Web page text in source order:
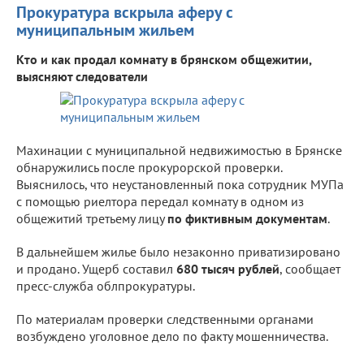
Прокуратура вскрыла аферу с
муниципальным жильем
Кто и как продал комнату в брянском общежитии,
выясняют следователи
Махинации с муниципальной недвижимостью в Брянске
обнаружились после прокурорской проверки.
Выяснилось, что неустановленный пока сотрудник МУПа
с помощью риелтора передал комнату в одном из
общежитий третьему лицупо фиктивным документам.
В дальнейшем жилье было незаконно приватизировано
и продано. Ущерб составил 680 тысяч рублей, сообщает
пресс-служба облпрокуратуры.
По материалам проверки следственными органами
возбуждено уголовное дело по факту мошенничества.